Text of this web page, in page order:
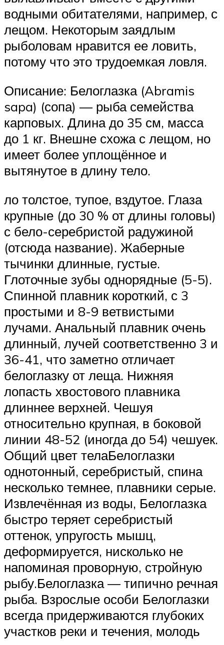
водными обитателями, например, с
лещом. Некоторым заядлым
рыболовам нравится ее ловить,
потому что это трудоемкая ловля.
Описание: Белоглазка (Abramis
sapa) (сопа) — рыба семейства
карповых. Длина до 35 см, масса
до 1 кг. Внешне схожа с лещом, но
имеет более уплощённое и
вытянутое в длину тело.
ло толстое, тупое, вздутое. Глаза
крупные (до 30 % от длины головы)
с бело-серебристой радужиной
(отсюда название). Жаберные
тычинки длинные, густые.
Глоточные зубы однорядные (5-5).
Спинной плавник короткий, с 3
простыми и 8-9 ветвистыми
лучами. Анальный плавник очень
длинный, лучей соответственно 3 и
36-41, что заметно отличает
белоглазку от леща. Нижняя
лопасть хвостового плавника
длиннее верхней. Чешуя
относительно крупная, в боковой
линии 48-52 (иногда до 54) чешуек.
Общий цвет телаБелоглазки
однотонный, серебристый, спина
несколько темнее, плавники серые.
Извлечённая из воды, Белоглазка
быстро теряет серебристый
оттенок, упругость мышц,
деформируется, нисколько не
напоминая проворную, стройную
рыбу.Белоглазка — типично речная
рыба. Взрослые особи Белоглазки
всегда придерживаются глубоких
участков реки и течения, молодь